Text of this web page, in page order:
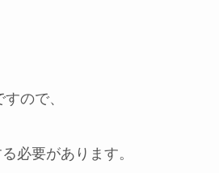
すので、
必要があります。